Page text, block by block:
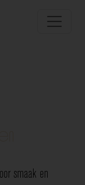
smaak en